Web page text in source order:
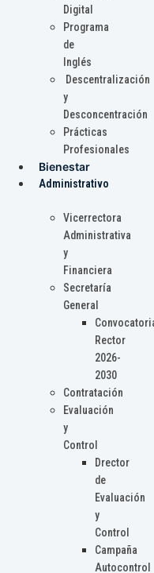
Digital
Programa
de
Inglés
Descentralización
y
Desconcentración
Prácticas
Profesionales
Bienestar
Administrativo
Vicerrectora
Administrativa
y
Financiera
Secretaría
General
Rector
2026-
2030
Contratación
Evaluación
y
Control
Drector
de
Evaluación
y
Control
Campaña
Autocontrol